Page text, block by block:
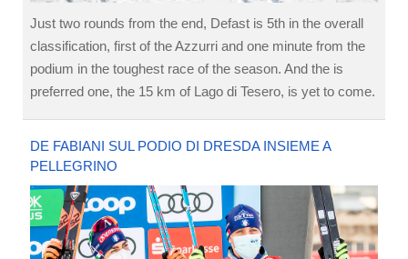
Just two rounds from the end, Defast is 5th in the overall
classification, first of the Azzurri and one minute from the
podium in the toughest race of the season. And the is
preferred one, the 15 km of Lago di Tesero, is yet to come.
DE FABIANI SUL PODIO DI DRESDA INSIEME A
PELLEGRINO